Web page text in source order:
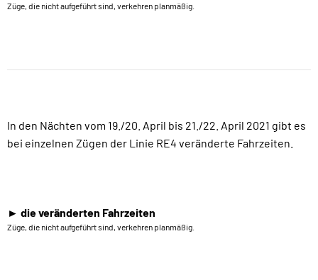
Züge, die nicht aufgeführt sind, verkehren planmäßig.
In den Nächten vom 19./20. April bis 21./22. April 2021 gibt es
bei einzelnen Zügen der Linie RE4 veränderte Fahrzeiten.
► die veränderten Fahrzeiten
Züge, die nicht aufgeführt sind, verkehren planmäßig.